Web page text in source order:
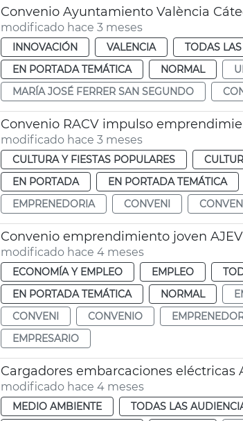
Convenio Ayuntamiento València
modificado hace 3 meses
INNOVACIÓN VALENCIA TODAS
EN PORTADA TEMÁTICA
NORMAL
MARÍA JOSÉ FERRER SAN SEGUNDO
Convenio RACV impulso
modificado hace 3 meses
CULTURA Y FIESTAS POPULARES
EN PORTADA
EN PORTADA TEMÁTICA
EMPRENEDORIA
CONVENI
Convenio emprendimiento joven AJEV
modificado hace 4 meses
ECONOMÍA Y EMPLEO EMPLEO
EN PORTADA TEMÁTICA
NORMAL
CONVENI
CONVENIO
EMPRESARIO
Cargadores embarcaciones eléctricas
modificado hace 4 meses
MEDIO AMBIENTE TODAS LAS